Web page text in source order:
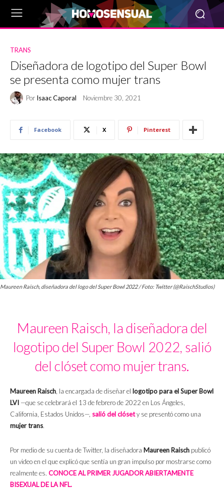
TRANS
Diseñadora de logotipo del Super Bowl
se presenta como mujer trans
Por Isaac Caporal Noviembre 30, 2021
Facebook X Pinterest
Maureen Raisch, diseñadora del logo del Super Bowl 2022 / Foto: Twitter (@RaischStudios)
Maureen Raisch, la diseñadora del
logotipo del Super Bowl 2022, salió
del clóset como mujer trans.
Maureen Raisch, la encargada de diseñar el logotipo para el Super Bowl
LVI —que se celebrará el 13 de febrero de 2022 en Los Ángeles,
California, Estados Unidos—, salió del clósety se presentó como una
mujer trans.
Por medio de su cuenta de Twitter, la diseñadora Maureen Raisch publicó
un video en el que explicó que sentía un gran impulso por mostrarse como
realmente es. CONOCE AL PRIMER JUGADOR ABIERTAMENTE
BISEXUAL DE LA NFL.